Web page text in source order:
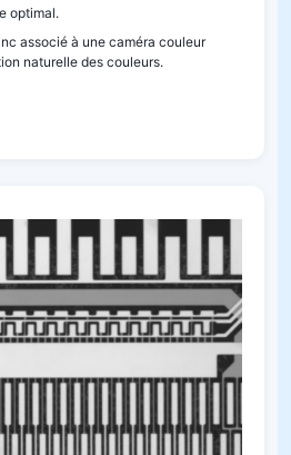
optimal.
associé à une caméra couleur
naturelle des couleurs.